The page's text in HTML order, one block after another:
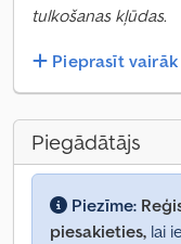
tulkošanas kļūdas.
Pieprasīt
Piegādātājs
Piezīme:
piesakieties, lai